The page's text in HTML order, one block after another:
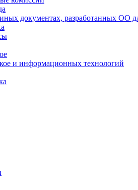
документах, разработанных ОО
и информационных технологий